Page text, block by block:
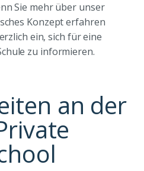
Sie mehr über unser
Konzept erfahren
ein, sich für eine
zu informieren.
an der